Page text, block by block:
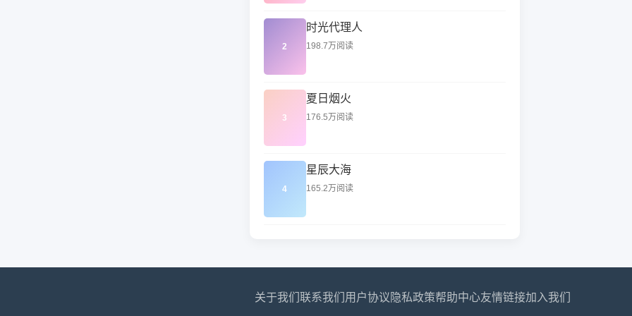
2
时光代理人
198.7万阅读
3
夏日烟火
176.5万阅读
4
星辰大海
165.2万阅读
关于我们 联系我们 用户协议 隐私政策帮助中心友情链接加入我们